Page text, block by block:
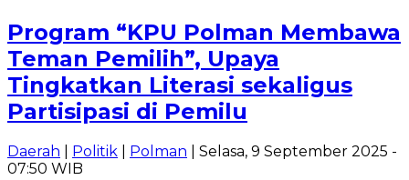
Program “KPU Polman Membawa
Teman Pemilih”, Upaya
Tingkatkan Literasi sekaligus
Partisipasi di Pemilu
Daerah Politik Polman | Selasa, 9 September 2025 -
07:50 WIB